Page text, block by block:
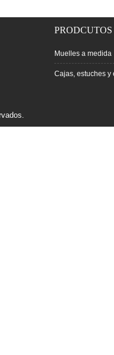
PRODCUTOS
Muelles a medida
Cajas, estuches y